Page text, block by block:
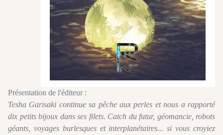
Présentation de l'éditeur :
Tesha Garisaki continue sa pêche aux perles et nous a rapporté
dix petits bijoux dans ses filets. Catch du futur, géomancie, robots
géants, voyages burlesques et interplanétaires... si vous croyiez